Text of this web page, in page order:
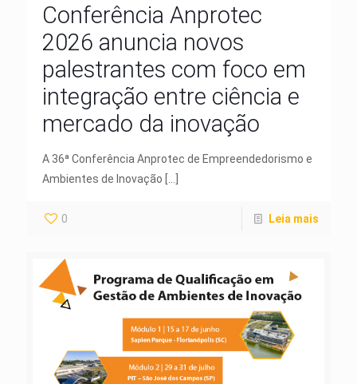
Conferência Anprotec
2026 anuncia novos
palestrantes com foco em
integração entre ciência e
mercado da inovação
A 36ª Conferência Anprotec de Empreendedorismo e
Ambientes de Inovação
0 Leia mais